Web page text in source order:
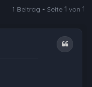
1 Beitrag • Seite 1 von 1
Zitat